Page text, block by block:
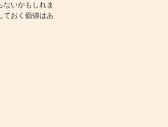
いかもしれま
ておく価値はあ